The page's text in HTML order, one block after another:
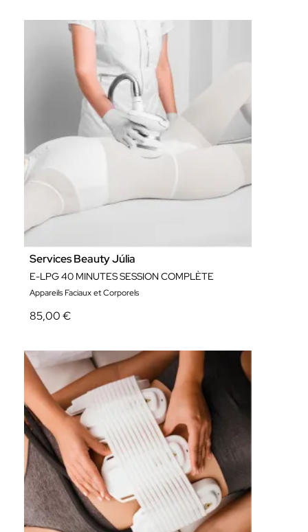
Services Beauty Júlia
E-LPG 40 MINUTES SESSION COMPLÈTE
Appareils Faciaux et Corporels
85,00 €